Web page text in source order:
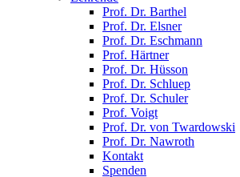
Prof. Dr. Barthel
Prof. Dr. Elsner
Prof. Dr. Eschmann
Prof. Härtner
Prof. Dr. Hüsson
Prof. Dr. Schluep
Prof. Dr. Schuler
Prof. Voigt
Prof. Dr. von Twardowski
Prof. Dr. Nawroth
Kontakt
Spenden